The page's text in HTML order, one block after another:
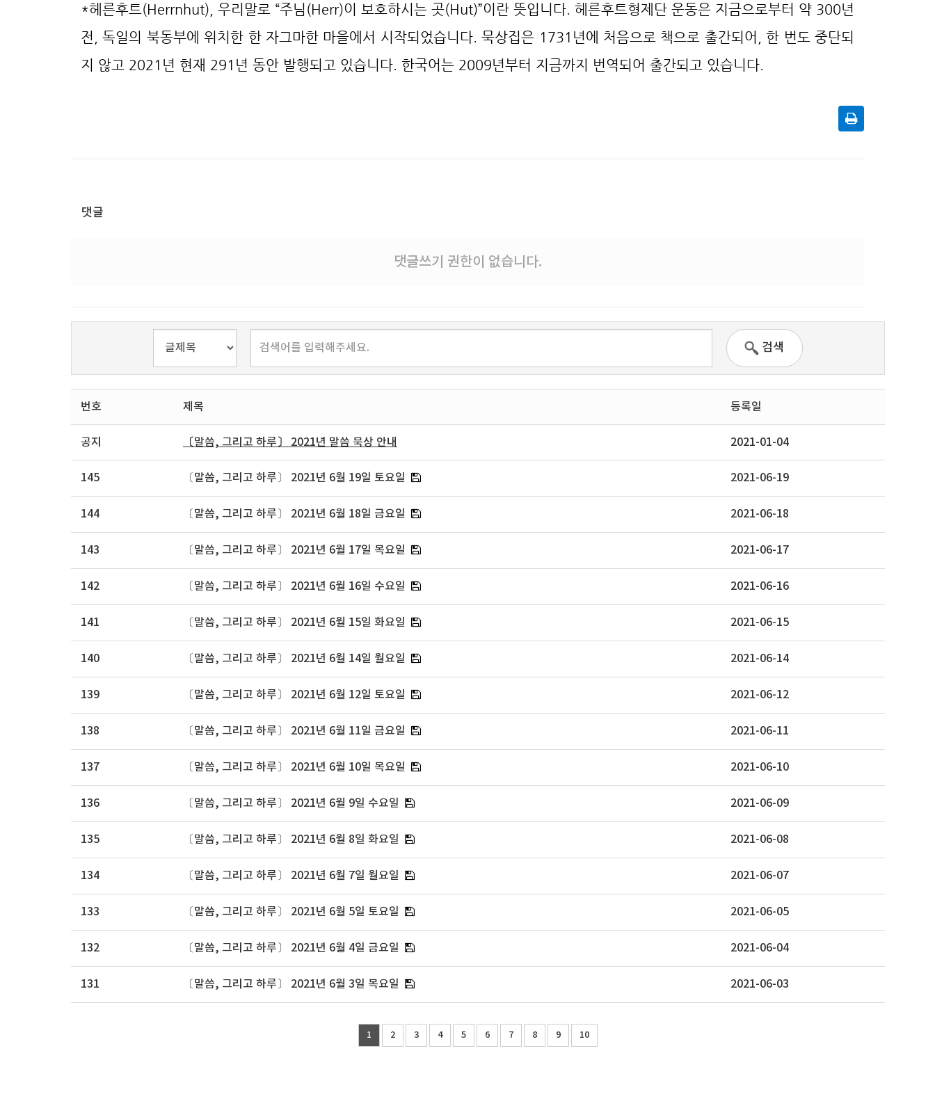
*헤른후트(Herrnhut), 우리말로 “주님(Herr)이 보호하시는 곳(Hut)”이란 뜻입니다. 헤른후트형제단 운동은 지금으로부터 약 300년
전, 독일의 북동부에 위치한 한 자그마한 마을에서 시작되었습니다. 묵상집은 1731년에 처음으로 책으로 출간되어, 한 번도 중단되
지 않고 2021년 현재 291년 동안 발행되고 있습니다. 한국어는 2009년부터 지금까지 번역되어 출간되고 있습니다.
댓글
댓글쓰기 권한이 없습니다.
검색
번호 제목 등록일
공지 〔말씀, 그리고 하루〕 2021년 말씀 묵상 안내 2021-01-04
145 〔말씀, 그리고 하루〕 2021년 6월 19일 토요일 2021-06-19
144 〔말씀, 그리고 하루〕 2021년 6월 18일 금요일 2021-06-18
143 〔말씀, 그리고 하루〕 2021년 6월 17일 목요일 2021-06-17
142 〔말씀, 그리고 하루〕 2021년 6월 16일 수요일 2021-06-16
141 〔말씀, 그리고 하루〕 2021년 6월 15일 화요일 2021-06-15
140 〔말씀, 그리고 하루〕 2021년 6월 14일 월요일 2021-06-14
139 〔말씀, 그리고 하루〕 2021년 6월 12일 토요일 2021-06-12
138 〔말씀, 그리고 하루〕 2021년 6월 11일 금요일 2021-06-11
137 〔말씀, 그리고 하루〕 2021년 6월 10일 목요일 2021-06-10
136 〔말씀, 그리고 하루〕 2021년 6월 9일 수요일 2021-06-09
135 〔말씀, 그리고 하루〕 2021년 6월 8일 화요일 2021-06-08
134 〔말씀, 그리고 하루〕 2021년 6월 7일 월요일 2021-06-07
133 〔말씀, 그리고 하루〕 2021년 6월 5일 토요일 2021-06-05
132 〔말씀, 그리고 하루〕 2021년 6월 4일 금요일 2021-06-04
131 〔말씀, 그리고 하루〕 2021년 6월 3일 목요일 2021-06-03
1 2 3 4 5 6 7 8 9 10